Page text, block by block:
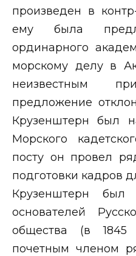
произведен в
ему была
ординарного
морскому делу в
неизвестным
предложение
Крузенштерн был
Морского
посту он провел
подготовки кадров
Крузенштерн
основателей
общества (в
почетным членом